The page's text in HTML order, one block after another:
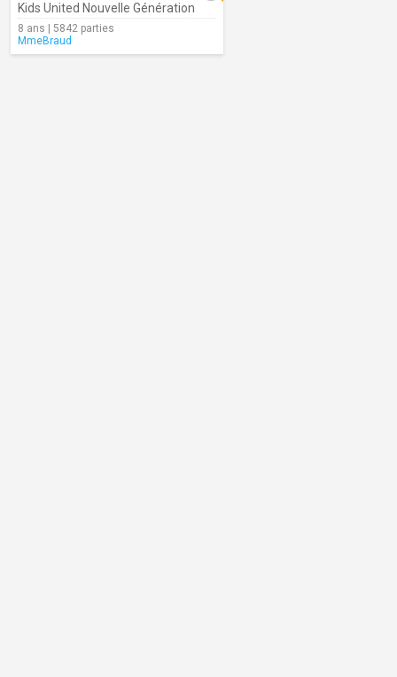
Kids United Nouvelle Génération
8 ans | 5842 parties
MmeBraud